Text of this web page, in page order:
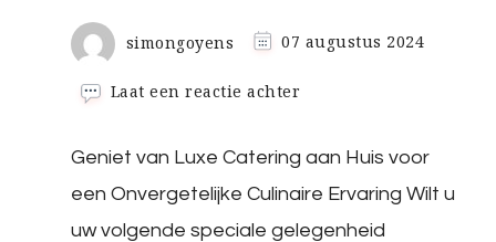
simongoyens 07 augustus 2024
Laat een reactie achter
Ervaringen
met
Luxe
Cateraar
Geniet van Luxe Catering aan Huis voor
een Onvergetelijke Culinaire Ervaring Wilt u
uw volgende speciale gelegenheid